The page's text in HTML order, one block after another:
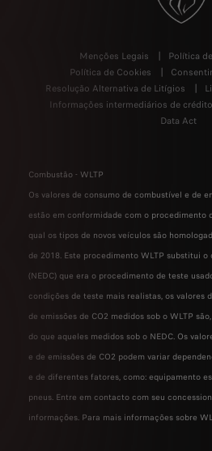
Menções Legais
Política
Política de Cookies
Resolução Alternativa de Litígios
Informações intermediários de crédito
Data Act
Combustão - WLTP
Os valores de consumo de combustível e de
estão em conformidade com o procedimento
qual os tipos de novos veículos são
de 2018. Este procedimento WLTP substitui
(NEDC) que era o procedimento de teste
condições de teste mais realistas, os valores
de emissões de CO2 medidos sob o WLTP
do que aqueles medidos sob o NEDC. Os
e de emissões de CO2 podem variar
e de diferentes fatores, como: equipamento
pneus. Entre em contacto com seu
informações. Para mais informações sobre